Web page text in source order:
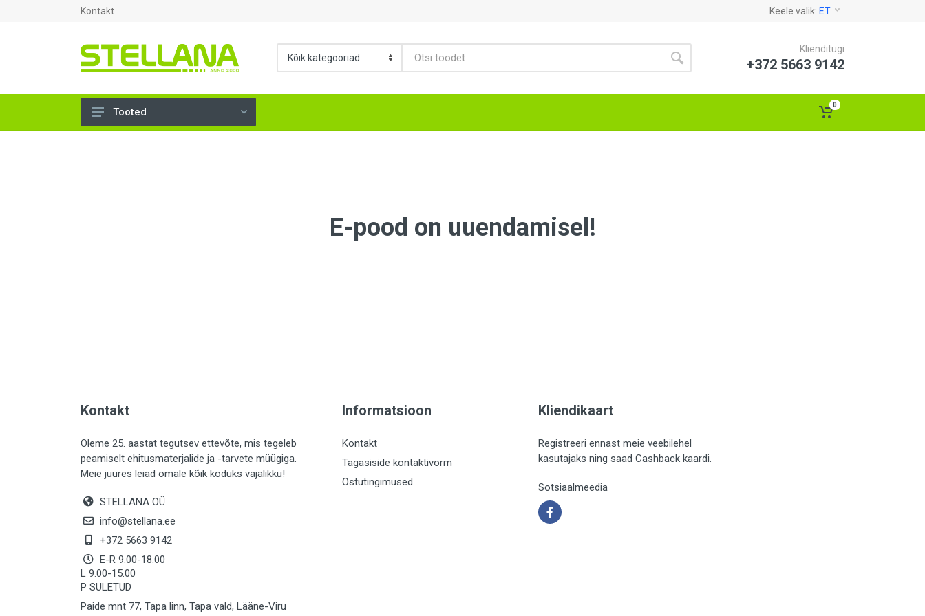
Kontakt Keele valik: ET
Klienditugi
+372 5663 9142
LIISTUD (183)
KIVID (31)
KATTED (132)
MAALRITARBED (1024)
SOOJUSTUS (15)
KEEMIA (220)
TÖÖRIIDED (117)
SAUN (8)
Tooted
0
E-pood on uuendamisel!
Kontakt
Oleme 25. aastat tegutsev ettevõte, mis tegeleb
peamiselt ehitusmaterjalide ja -tarvete müügiga.
Meie juures leiad omale kõik koduks vajalikku!
STELLANA OÜ
info@stellana.ee
+372 5663 9142
E-R 9.00-18.00
L 9.00-15.00
P SULETUD
Paide mnt 77, Tapa linn, Tapa vald, Lääne-Viru
Informatsioon
Kontakt
Tagasiside kontaktivorm
Ostutingimused
Kliendikaart
Registreeri ennast meie veebilehel
kasutajaks ning saad Cashback kaardi.
Sotsiaalmeedia